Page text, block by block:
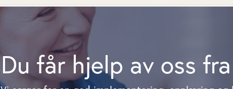
Du får hjelp av oss